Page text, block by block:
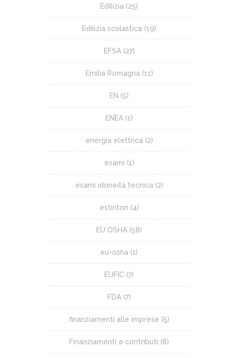
Edilizia (25)
Edilizia scolastica (19)
EFSA(27)
Emilia Romagna(11)
EN (5)
ENEA (1)
energia elettrica(2)
esami (1)
esami idoneità tecnica(2)
estintori (4)
EU OSHA (58)
eu-osha (1)
EUFIC (7)
FDA (7)
finanziamenti alle imprese (5)
Finanziamenti e contributi (8)